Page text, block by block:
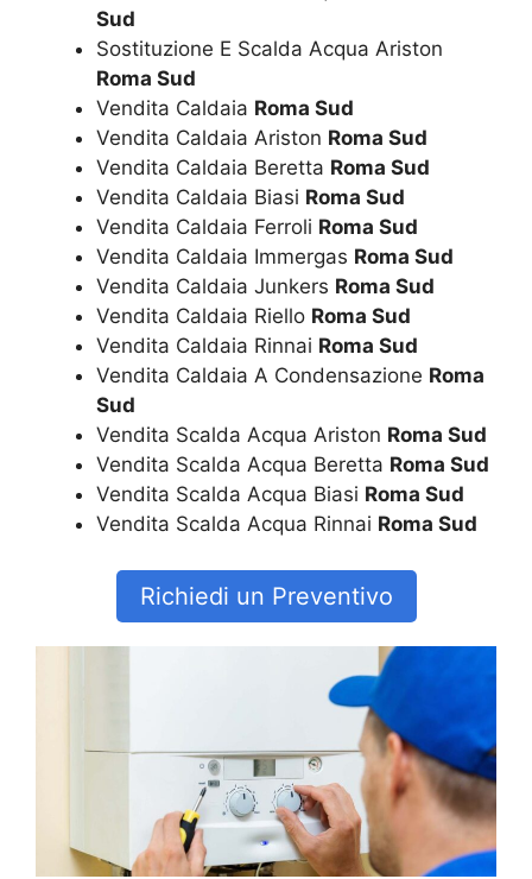
Sud
Sostituzione E Scalda Acqua Ariston
Roma Sud
Vendita Caldaia Roma Sud
Vendita Caldaia Ariston Roma Sud
Vendita Caldaia Beretta Roma Sud
Vendita Caldaia Biasi Roma Sud
Vendita Caldaia Ferroli Roma Sud
Vendita Caldaia Immergas Roma Sud
Vendita Caldaia Junkers Roma Sud
Vendita Caldaia Riello Roma Sud
Vendita Caldaia Rinnai Roma Sud
Vendita Caldaia A Condensazione Roma
Sud
Vendita Scalda Acqua Ariston Roma Sud
Vendita Scalda Acqua Beretta Roma Sud
Vendita Scalda Acqua Biasi Roma Sud
Vendita Scalda Acqua Rinnai Roma Sud
Richiedi un Preventivo